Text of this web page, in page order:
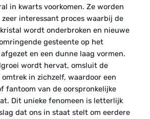
in kwarts voorkomen. Ze worden
interessant proces waarbij de
wordt onderbroken en nieuwe
gesteente op het
en een dunne laag vormen.
wordt hervat, omsluit de
in zichzelf, waardoor een
fantoom van de oorspronkelijke
Dit unieke fenomeen is letterlijk
dat ons in staat stelt om eerdere